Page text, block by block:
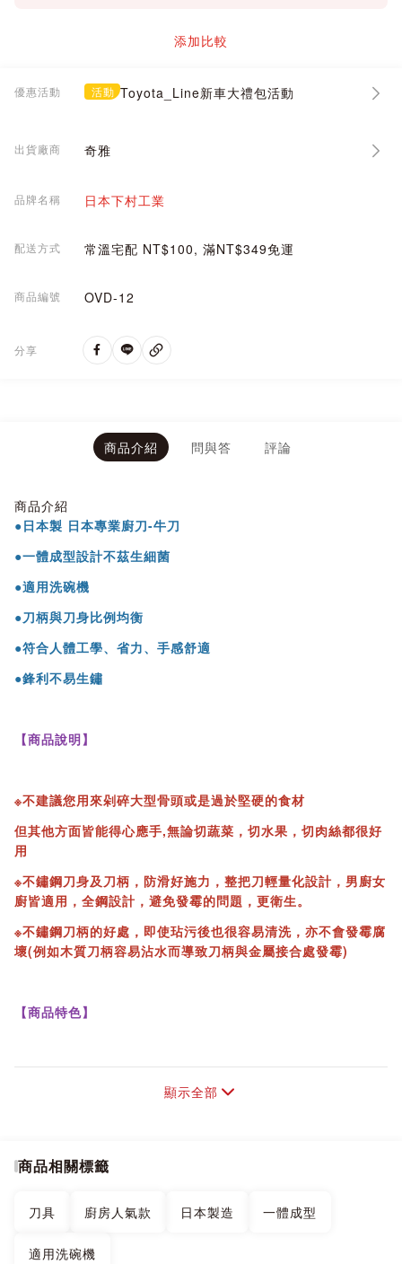
添加比較
優惠活動 活動 Toyota_Line新車大禮包活動
出貨廠商 奇雅
品牌名稱 日本下村工業
配送方式 常溫宅配 NT$100, 滿NT$349免運
商品編號 OVD-12
分享
商品介紹 問與答 評論
商品介紹
●日本製 日本專業廚刀-牛刀
●一體成型設計不茲生細菌
●適用洗碗機
●刀柄與刀身比例均衡
●符合人體工學、省力、手感舒適
●鋒利不易生鏽
【商品說明】
※不建議您用來剁碎大型骨頭或是過於堅硬的食材
但其他方面皆能得心應手,無論切蔬菜，切水果，切肉絲都很好
用
※不鏽鋼刀身及刀柄，防滑好施力，整把刀輕量化設計，男廚女
廚皆適用，全鋼設計，避免發霉的問題，更衛生。
※不鏽鋼刀柄的好處，即使玷污後也很容易清洗，亦不會發霉腐
壞(例如木質刀柄容易沾水而導致刀柄與金屬接合處發霉)
【商品特色】
●尖銳鋒利
刀使用頂級鉬鋼製成，薄而輕盈，專業的刀具。
●簡潔手炳
的完整理性，也不易沾黏到食物異味。
顯示全部
商品相關標籤
刀具 廚房人氣款 日本製造 一體成型
適用洗碗機